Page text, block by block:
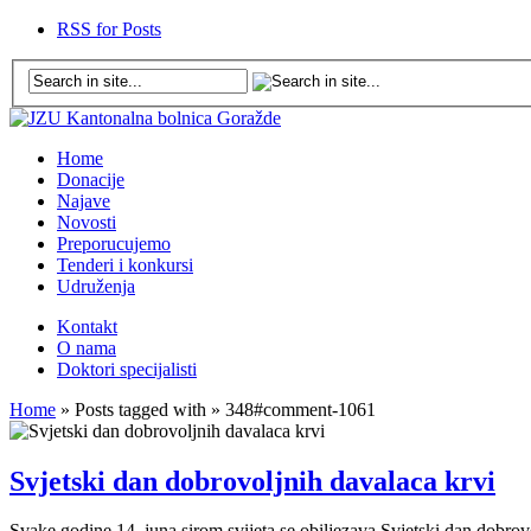
RSS for Posts
Home
Donacije
Najave
Novosti
Preporucujemo
Tenderi i konkursi
Udruženja
Kontakt
O nama
Doktori specijalisti
Home » Posts tagged with » 348#comment-1061
Svjetski dan dobrovoljnih davalaca krvi